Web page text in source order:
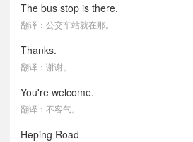
The bus stop is there.
翻译：公交车站就在那。
Thanks.
翻译：谢谢。
You're welcome.
翻译：不客气。
Heping Road